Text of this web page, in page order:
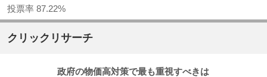
投票率 87.22%
クリックリサーチ
政府の物価高対策で最も重視すべきは